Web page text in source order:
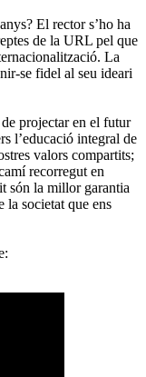
El rector s’ho ha
de la URL pel que
La
se fidel al seu ideari
projectar en el futur
l’educació integral de
valors compartits;
recorregut en
són la millor garantia
la societat que ens